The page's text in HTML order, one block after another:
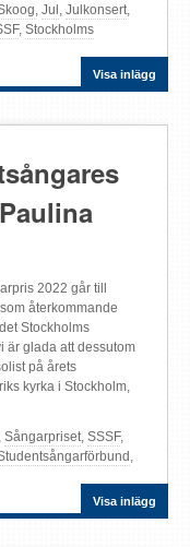
Visa inlägg
, Jul, Julkonsert,
, Stockholms
2022 går till
återkommande
Stockholms
är glada att dessutom
på årets
kyrka i Stockholm,
Visa inlägg
, Sångarpriset, SSSF,
,